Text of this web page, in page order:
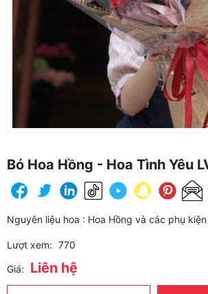
Bó Hoa Hồng - Hoa Tình Yêu
Nguyên liệu hoa : Hoa Hồng và các phụ
Lượt xem: 770
Giá: Liên hệ